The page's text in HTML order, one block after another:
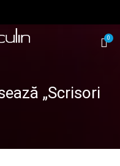
0
„Scrisori